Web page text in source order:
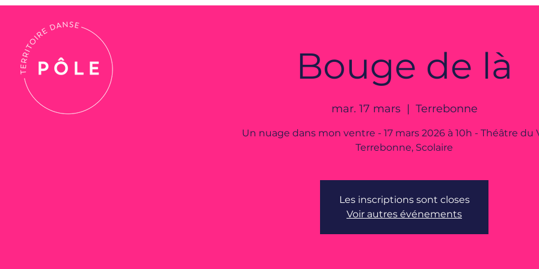
Bouge de là
mar. 17 mars
  |
Terrebonne
Un nuage dans mon ventre - 17 mars 2026 à 10h - Théâtre du
Terrebonne, Scolaire
Les inscriptions sont closes
Voir autres événements